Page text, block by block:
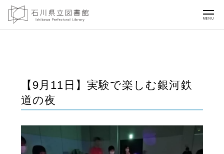
MENU
【9月11日】実験で楽しむ銀河鉄
道の夜